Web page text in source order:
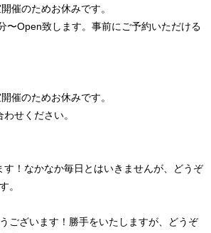
催のためお休みです。
〜Open致します。事前にご予約いただける
催のためお休みです。
せください。
す！なかなか毎日とはいきませんが、どうぞ
。
ございます！勝手をいたしますが、どうぞ